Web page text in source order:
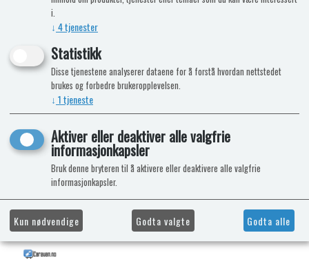
i.
↓ 4tjenester
Statistikk
Disse tjenestene analyserer dataene for å forstå hvordan nettstedet
brukes og forbedre brukeropplevelsen.
↓ 1tjeneste
Aktiver eller deaktiver alle valgfrie
informasjonkapsler
Bruk denne bryteren til å aktivere eller deaktivere alle valgfrie
informasjonkapsler.
Kun nødvendige Godta valgte Godta alle